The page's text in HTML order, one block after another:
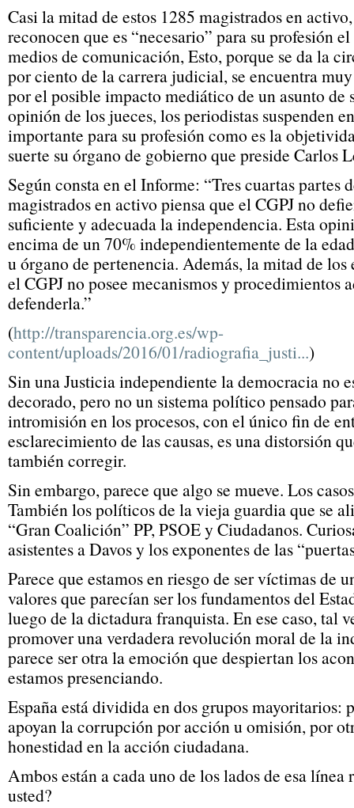
Casi la mitad de estos 1285 magistrados en
reconocen que es “necesario” para su profesión
medios de comunicación, Esto, porque se da la
por ciento de la carrera judicial, se encuentra
por el posible impacto mediático de un asunto de
opinión de los jueces, los periodistas suspenden
importante para su profesión como es la
suerte su órgano de gobierno que preside Carlos
Según consta en el Informe: “Tres cuartas partes
magistrados en activo piensa que el CGPJ no
suficiente y adecuada la independencia. Esta
encima de un 70% independientemente de la
u órgano de pertenencia. Además, la mitad de los
el CGPJ no posee mecanismos y procedimientos
defenderla.”
(http://transparencia.org.es/wp-
content/uploads/2016/01/radiografia_justi...)
Sin una Justicia independiente la democracia no
decorado, pero no un sistema político pensado
intromisión en los procesos, con el único fin de
esclarecimiento de las causas, es una distorsión
también corregir.
Sin embargo, parece que algo se mueve. Los
También los políticos de la vieja guardia que se
“Gran Coalición” PP, PSOE y Ciudadanos.
asistentes a Davos y los exponentes de las
Parece que estamos en riesgo de ser víctimas de
valores que parecían ser los fundamentos del
luego de la dictadura franquista. En ese caso, tal
promover una verdadera revolución moral de la
parece ser otra la emoción que despiertan los
estamos presenciando.
España está dividida en dos grupos mayoritarios:
apoyan la corrupción por acción u omisión, por
honestidad en la acción ciudadana.
Ambos están a cada uno de los lados de esa línea
usted?